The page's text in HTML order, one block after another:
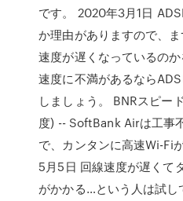
です。 2020年3月1日
か理由がありますので、
速度が遅くなっているの
速度に不満があるなら
しましょう。 BNRスピー
度) -- SoftBank Airは工事
で、カンタンに高速Wi-Fi
5月5日 回線速度が遅くて
がかかる…という人は試し